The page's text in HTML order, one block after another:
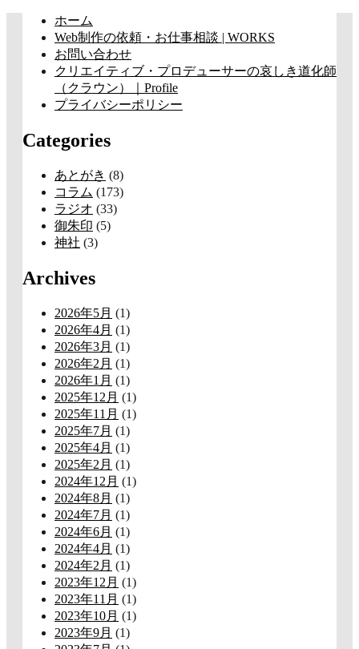
キ
ホーム
Web制作の依頼・お仕事相談 | WORKS
お問い合わせ
クリエイティブ・プロデューサーの哀しき道化師
（クラウン）｜Profile
プライバシーポリシー
Categories
あとがき (8)
コラム (173)
ラジオ (33)
御朱印 (5)
神社 (3)
Archives
2026年5月 (1)
2026年4月 (1)
2026年3月 (1)
2026年2月 (1)
2026年1月 (1)
2025年12月 (1)
2025年11月 (1)
2025年7月 (1)
2025年4月 (1)
2025年2月 (1)
2024年12月 (1)
2024年8月 (1)
2024年7月 (1)
2024年6月 (1)
2024年4月 (1)
2024年2月 (1)
2023年12月 (1)
2023年11月 (1)
2023年10月 (1)
2023年9月 (1)